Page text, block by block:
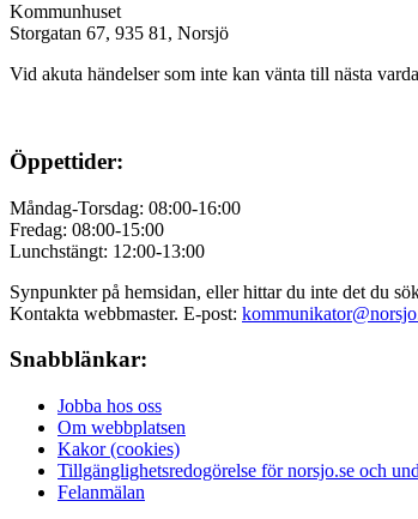
Kommunhuset
Storgatan 67, 935 81, Norsjö
Vid akuta händelser som inte kan vänta till nästa
Öppettider:
Måndag-Torsdag: 08:00-16:00
Fredag: 08:00-15:00
Lunchstängt: 12:00-13:00
Synpunkter på hemsidan, eller hittar du inte det du
Kontakta webbmaster. E-post:
Snabblänkar:
Jobba hos oss
Om webbplatsen
Kakor (cookies)
Tillgänglighetsredogörelse för norsjo.se och
Felanmälan